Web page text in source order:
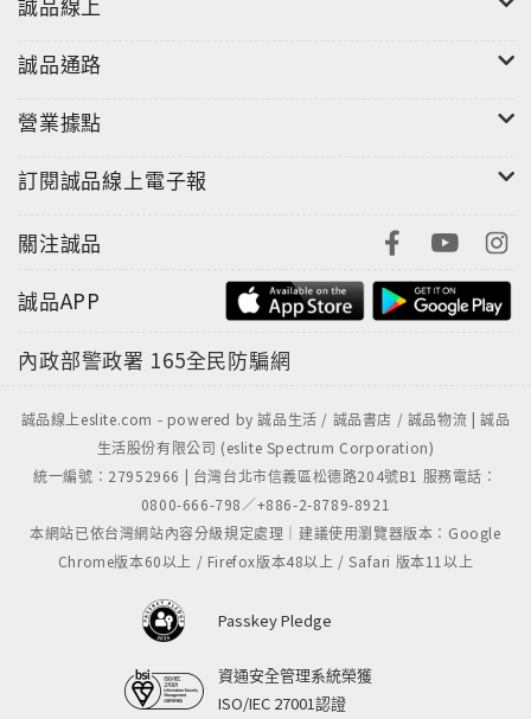
誠品通路
營業據點
訂閱誠品線上電子報
關注誠品
誠品APP
內政部警政署 165全民防騙網
誠品線上eslite.com - powered by 誠品生活 / 誠品書店 / 誠品物流 | 誠品
生活股份有限公司 (eslite Spectrum Corporation)
統一編號：27952966 | 台灣台北市信義區松德路204號B1 服務電話：
0800-666-798／+886-2-8789-8921
本網站已依台灣網站內容分級規定處理｜建議使用瀏覽器版本：Google
Chrome版本60以上 / Firefox版本48以上 / Safari 版本11以上
Passkey Pledge
資通安全管理系統榮獲
ISO/IEC 27001認證